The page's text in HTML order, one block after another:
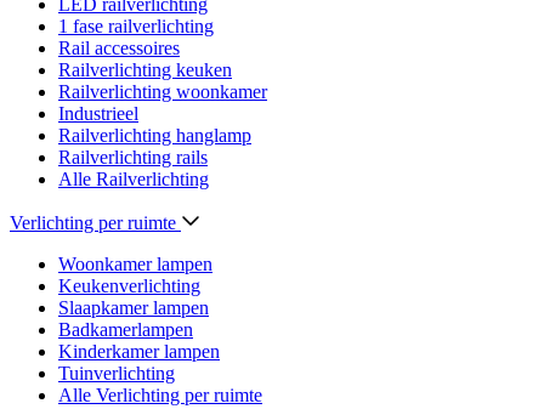
LED railverlichting
1 fase railverlichting
Rail accessoires
Railverlichting keuken
Railverlichting woonkamer
Industrieel
Railverlichting hanglamp
Railverlichting rails
Alle Railverlichting
Verlichting per ruimte
Woonkamer lampen
Keukenverlichting
Slaapkamer lampen
Badkamerlampen
Kinderkamer lampen
Tuinverlichting
Alle Verlichting per ruimte